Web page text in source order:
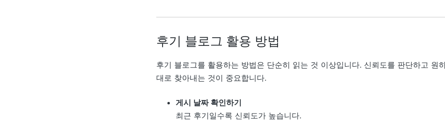
후기 블로그 활용 방법
후기 블로그를 활용하는 방법은 단순히 읽는 것 이상입니다. 신뢰도를 판단하고 원
대로 찾아내는 것이 중요합니다.
게시 날짜 확인하기
최근 후기일수록 신뢰도가 높습니다.